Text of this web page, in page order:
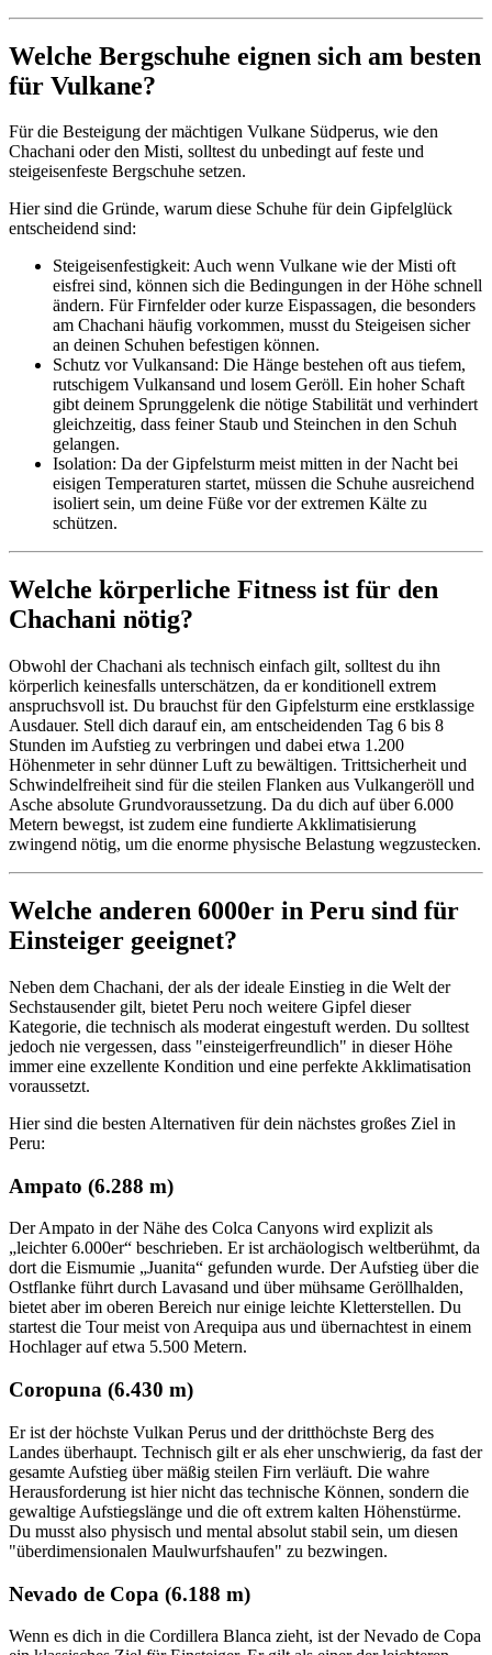
Welche Bergschuhe eignen sich am besten
für Vulkane?
Für die Besteigung der mächtigen Vulkane Südperus, wie den
Chachani oder den Misti, solltest du unbedingt auf feste und
steigeisenfeste Bergschuhe setzen.
Hier sind die Gründe, warum diese Schuhe für dein Gipfelglück
entscheidend sind:
Steigeisenfestigkeit: Auch wenn Vulkane wie der Misti oft
eisfrei sind, können sich die Bedingungen in der Höhe schnell
ändern. Für Firnfelder oder kurze Eispassagen, die besonders
am Chachani häufig vorkommen, musst du Steigeisen sicher
an deinen Schuhen befestigen können.
Schutz vor Vulkansand: Die Hänge bestehen oft aus tiefem,
rutschigem Vulkansand und losem Geröll. Ein hoher Schaft
gibt deinem Sprunggelenk die nötige Stabilität und verhindert
gleichzeitig, dass feiner Staub und Steinchen in den Schuh
gelangen.
Isolation: Da der Gipfelsturm meist mitten in der Nacht bei
eisigen Temperaturen startet, müssen die Schuhe ausreichend
isoliert sein, um deine Füße vor der extremen Kälte zu
schützen.
Welche körperliche Fitness ist für den
Chachani nötig?
Obwohl der Chachani als technisch einfach gilt, solltest du ihn
körperlich keinesfalls unterschätzen, da er konditionell extrem
anspruchsvoll ist. Du brauchst für den Gipfelsturm eine erstklassige
Ausdauer. Stell dich darauf ein, am entscheidenden Tag 6 bis 8
Stunden im Aufstieg zu verbringen und dabei etwa 1.200
Höhenmeter in sehr dünner Luft zu bewältigen. Trittsicherheit und
Schwindelfreiheit sind für die steilen Flanken aus Vulkangeröll und
Asche absolute Grundvoraussetzung. Da du dich auf über 6.000
Metern bewegst, ist zudem eine fundierte Akklimatisierung
zwingend nötig, um die enorme physische Belastung wegzustecken.
Welche anderen 6000er in Peru sind für
Einsteiger geeignet?
Neben dem Chachani, der als der ideale Einstieg in die Welt der
Sechstausender gilt, bietet Peru noch weitere Gipfel dieser
Kategorie, die technisch als moderat eingestuft werden. Du solltest
jedoch nie vergessen, dass "einsteigerfreundlich" in dieser Höhe
immer eine exzellente Kondition und eine perfekte Akklimatisation
voraussetzt.
Hier sind die besten Alternativen für dein nächstes großes Ziel in
Peru:
Ampato (6.288 m)
Der Ampato in der Nähe des Colca Canyons wird explizit als
„leichter 6.000er“ beschrieben. Er ist archäologisch weltberühmt, da
dort die Eismumie „Juanita“ gefunden wurde. Der Aufstieg über die
Ostflanke führt durch Lavasand und über mühsame Geröllhalden,
bietet aber im oberen Bereich nur einige leichte Kletterstellen. Du
startest die Tour meist von Arequipa aus und übernachtest in einem
Hochlager auf etwa 5.500 Metern.
Coropuna (6.430 m)
Er ist der höchste Vulkan Perus und der dritthöchste Berg des
Landes überhaupt. Technisch gilt er als eher unschwierig, da fast der
gesamte Aufstieg über mäßig steilen Firn verläuft. Die wahre
Herausforderung ist hier nicht das technische Können, sondern die
gewaltige Aufstiegslänge und die oft extrem kalten Höhenstürme.
Du musst also physisch und mental absolut stabil sein, um diesen
"überdimensionalen Maulwurfshaufen" zu bezwingen.
Nevado de Copa (6.188 m)
Wenn es dich in die Cordillera Blanca zieht, ist der Nevado de Copa